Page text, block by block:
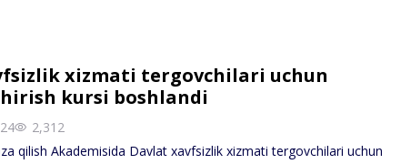
xizmati tergovchilari uchun
kursi boshlandi
2,312
qilish Akademisida Davlat xavfsizlik xizmati tergovchilari uchun